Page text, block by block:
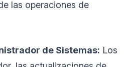
las operaciones de
de Sistemas: Los